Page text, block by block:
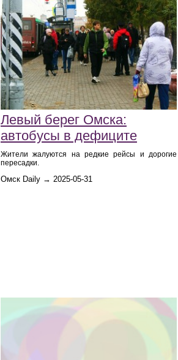
Левый берег Омска:
автобусы в дефиците
Жители жалуются на редкие рейсы и дорогие
пересадки.
Омск Daily → 2025-05-31